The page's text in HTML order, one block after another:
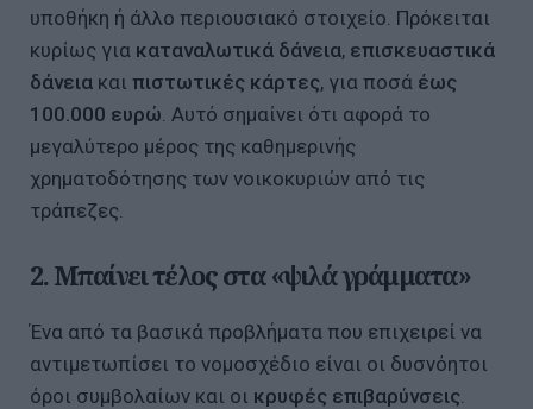
υποθήκη ή άλλο περιουσιακό στοιχείο. Πρόκειται
κυρίως για καταναλωτικά δάνεια, επισκευαστικά
δάνεια και πιστωτικές κάρτες, για ποσά έως
100.000 ευρώ. Αυτό σημαίνει ότι αφορά το
μεγαλύτερο μέρος της καθημερινής
χρηματοδότησης των νοικοκυριών από τις
τράπεζες.
2. Μπαίνει τέλος στα «ψιλά γράμματα»
Ένα από τα βασικά προβλήματα που επιχειρεί να
αντιμετωπίσει το νομοσχέδιο είναι οι δυσνόητοι
όροι συμβολαίων και οι κρυφές επιβαρύνσεις